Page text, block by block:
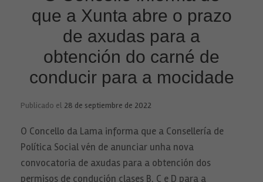
que a Xunta abre o prazo
de axudas para a
obtención do carné de
conducir para a mocidade
Publicado el 28 de septiembre de 2022
O Concello da Lama informa que a Consellería de
Política Social vén de anunciar unha nova
convocatoria de axudas para a obtención dos
permisos de condución clases B, C e D para a